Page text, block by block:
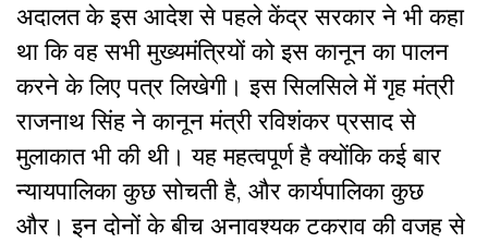
अदालत के इस आदेश से पहले केंद्र सरकार ने भी कहा
था कि वह सभी मुख्यमंत्रियों को इस कानून का पालन
करने के लिए पत्र लिखेगी। इस सिलसिले में गृह मंत्री
राजनाथ सिंह ने कानून मंत्री रविशंकर प्रसाद से
मुलाकात भी की थी। यह महत्वपूर्ण है क्योंकि कई बार
न्यायपालिका कुछ सोचती है, और कार्यपालिका कुछ
और। इन दोनों के बीच अनावश्यक टकराव की वजह से